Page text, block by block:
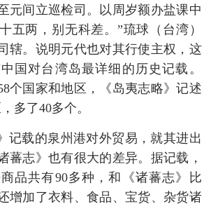
元间立巡检司。以周岁额办盐课中
五两，别无科差。”琉球（台湾）
辖。说明元代也对其行使主权，这
国对台湾岛最详细的历史记载。
个国家和地区，《岛夷志略》记述
多了40多个。
记载的泉州港对外贸易，就其进出
蕃志》也有很大的差异。据记载，
品共有90多种，和《诸蕃志》比
增加了衣料、食品、宝货、杂货诸